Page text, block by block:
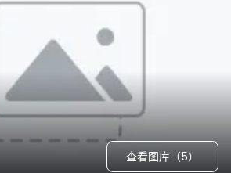
查看图库（5）